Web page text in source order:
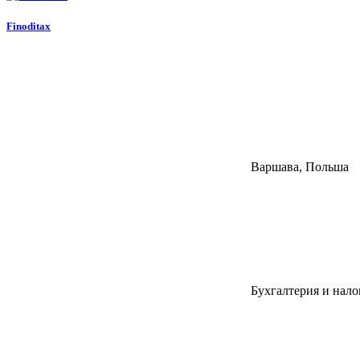
Finoditax
Варшава, Польша
Бухгалтерия и